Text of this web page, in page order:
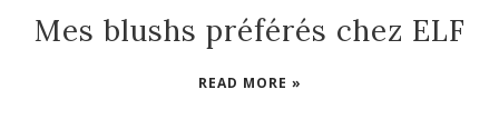
Mes blushs préférés chez ELF
READ MORE »